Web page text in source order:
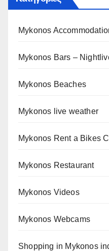
Mykonos
Mykonos Bars –
Mykonos Beaches
Mykonos live weather
Mykonos Rent a Bikes
Mykonos Restaurant
Mykonos Videos
Mykonos Webcams
Shopping in Mykonos